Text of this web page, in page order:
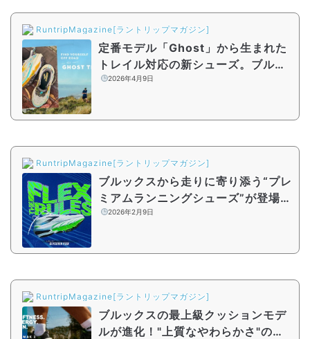
RuntripMagazine[ラントリップマガジン]
定番モデル「Ghost」から生まれた
トレイル対応の新シューズ。ブルッ
クス『GHOST TRAIL』が4月17日
2026年4月9日
RuntripMagazine[ラントリップマガジン]
ブルックスから走りに寄り添う“プレ
ミアムランニングシューズ”が登場！
最新作「Glycerin FLEX」2月20日
2026年2月9日
RuntripMagazine[ラントリップマガジン]
ブルックスの最上級クッションモデ
ルが進化！"上質なやわらかさ"の「G